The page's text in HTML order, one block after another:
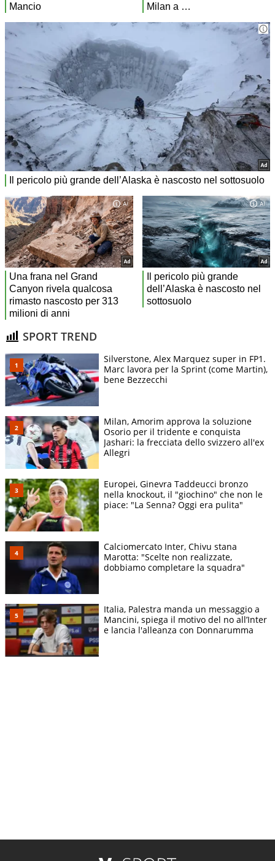
SPORT TREND
Silverstone, Alex Marquez super in FP1.
Marc lavora per la Sprint (come Martin),
bene Bezzecchi
Milan, Amorim approva la soluzione
Osorio per il tridente e conquista
Jashari: la frecciata dello svizzero all'ex
Allegri
Europei, Ginevra Taddeucci bronzo
nella knockout, il "giochino" che non le
piace: "La Senna? Oggi era pulita"
Calciomercato Inter, Chivu stana
Marotta: "Scelte non realizzate,
dobbiamo completare la squadra"
Italia, Palestra manda un messaggio a
Mancini, spiega il motivo del no all’Inter
e lancia l'alleanza con Donnarumma